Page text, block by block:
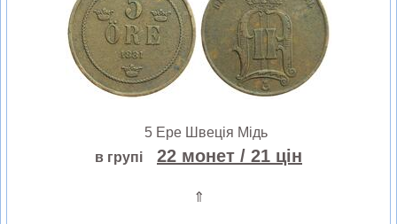
5 Ере Швеція Мідь
в групі
22 монет / 21 цін
⇑